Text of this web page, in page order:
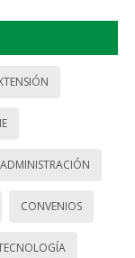
ADMINISTRACIÓN
CONVENIOS